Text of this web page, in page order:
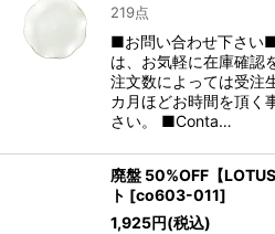
219点
■お問い合わせ下さい
は、お気軽に在庫確認
注文数によっては受注
カ月ほどお時間を頂く
さい。 ■Conta…
廃盤 50%OFF【
ト [co603-011]
1,925円(税込)